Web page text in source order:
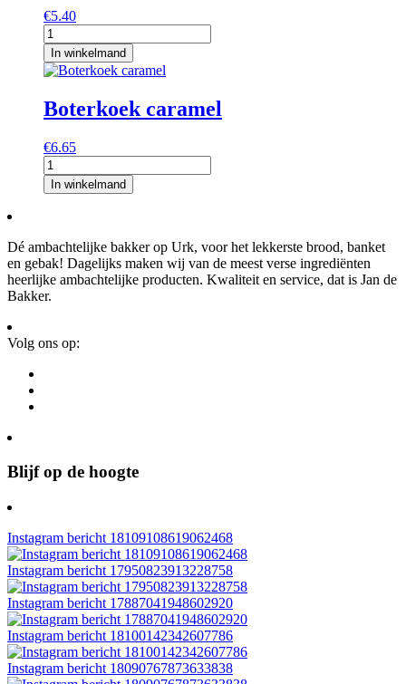
€5.40
Chocoladesprits
aantal
In winkelmand
Boterkoek caramel
€6.65
Boterkoek
caramel
aantal
In winkelmand
Dé ambachtelijke bakker op Urk, voor het lekkerste brood, banket
en gebak! Dagelijks maken wij van de meest verse ingrediënten
heerlijke ambachtelijke producten. Kwaliteit en service, dat is Jan de
Bakker.
Volg ons op:
Blijf op de hoogte
Instagram bericht 18109108619062468
Instagram bericht 17950823913228758
Instagram bericht 17887041948602920
Instagram bericht 18100142342607786
Instagram bericht 18090767873633838